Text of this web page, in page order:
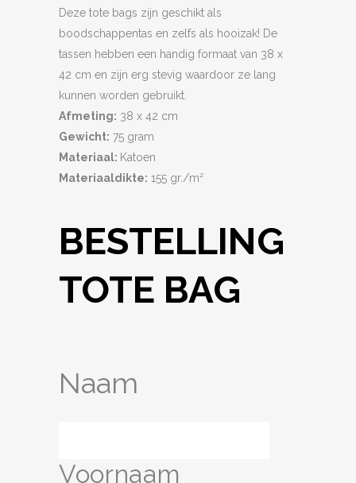
Deze tote bags zijn geschikt als
boodschappentas en zelfs als hooizak! De
tassen hebben een handig formaat van 38 x
42 cm en zijn erg stevig waardoor ze lang
kunnen worden gebruikt.
Afmeting: 38 x 42 cm
Gewicht: 75 gram
Materiaal: Katoen
Materiaaldikte: 155 gr./m²
BESTELLING
TOTE BAG
Naam
Voornaam